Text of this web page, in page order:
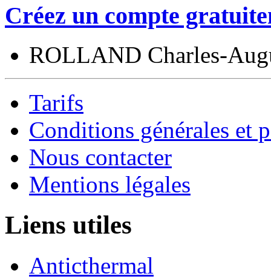
Créez un compte
ROLLAND Charles-
Tarifs
Conditions générales et
Nous contacter
Mentions légales
Liens utiles
Anticthermal